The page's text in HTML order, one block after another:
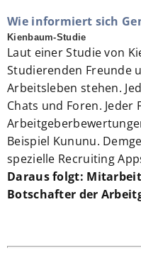
Wie informiert sich
Kienbaum-Studie
Laut einer Studie von
Studierenden Freunde
Arbeitsleben stehen.
Chats und Foren. Jeder
Beispiel Kununu.
spezielle Recruiting
Daraus folgt:
Botschafter der